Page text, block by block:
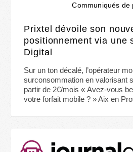
Communiqués de
Prixtel dévoile son
positionnement via une
Digital
Sur un ton décalé, l’opérateur
surconsommation en valorisant
partir de 2€/mois « Avez-vous
votre forfait mobile ? » Aix en